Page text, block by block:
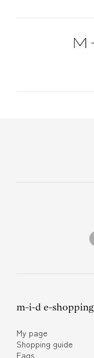
m-i-d e-shopping
My page
Shopping guide
Faqs